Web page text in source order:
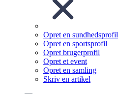
Opret en sundhedsprofil
Opret en sportsprofil
Opret brugerprofil
Opret et event
Opret en samling
Skriv en artikel